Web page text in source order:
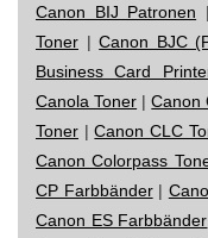
Canon BIJ Patronen
Toner |Canon BJC
Business Card
Canola Toner |Canon
Toner |Canon CLC
Canon Colorpass
CP Farbbänder|
Canon ES Farbbänder